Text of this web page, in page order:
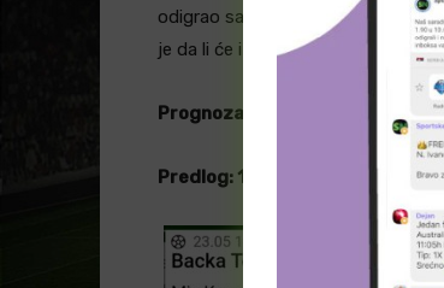
odigrao sa rezervistima i
je da li će i na ovom meču uspeti
Prognoza : Domaćin je favorit i
Predlog: 1 i 3+ @ 1.55 maxbet